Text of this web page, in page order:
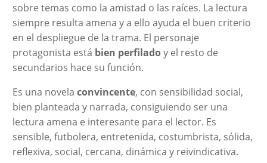
sobre temas como la amistad o las raíces. La lectura
siempre resulta amena y a ello ayuda el buen criterio
en el despliegue de la trama. El personaje
protagonista está bien perfiladoy el resto de
secundarios hace su función.
Es una novela convincente, con sensibilidad social,
bien planteada y narrada, consiguiendo ser una
lectura amena e interesante para el lector. Es
sensible, futbolera, entretenida, costumbrista, sólida,
reflexiva, social, cercana, dinámica y reivindicativa.